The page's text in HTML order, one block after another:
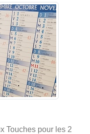
Touches pour les 2